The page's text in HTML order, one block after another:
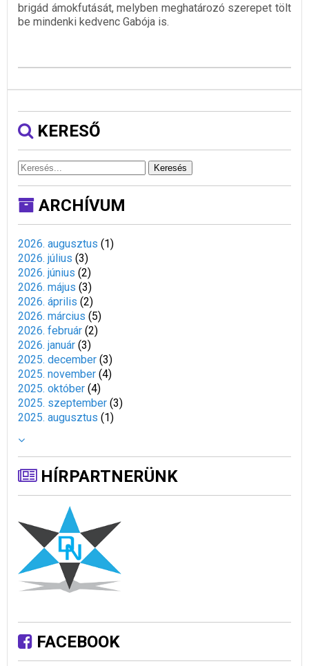
brigád ámokfutását, melyben meghatározó szerepet tölt
be mindenki kedvenc Gabója is.
KERESŐ
Keresés
ARCHÍVUM
2026. augusztus (1)
2026. július (3)
2026. június (2)
2026. május (3)
2026. április (2)
2026. március (5)
2026. február (2)
2026. január (3)
2025. december (3)
2025. november (4)
2025. október (4)
2025. szeptember (3)
2025. augusztus (1)
HÍRPARTNERÜNK
FACEBOOK